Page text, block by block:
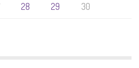
28 29 30